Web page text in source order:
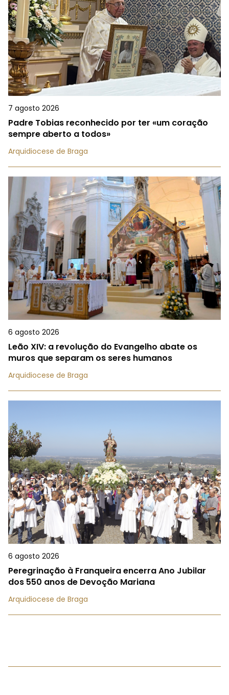
7 agosto 2026
Padre Tobias reconhecido por ter «um coração
sempre aberto a todos»
Arquidiocese de Braga
6 agosto 2026
Leão XIV: a revolução do Evangelho abate os
muros que separam os seres humanos
Arquidiocese de Braga
6 agosto 2026
Peregrinação à Franqueira encerra Ano Jubilar
dos 550 anos de Devoção Mariana
Arquidiocese de Braga